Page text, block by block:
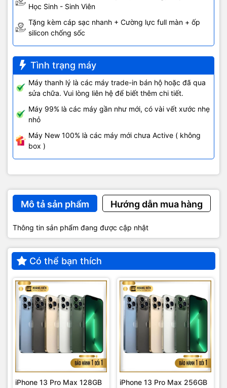
Học Sinh - Sinh Viên
Tặng kèm cáp sạc nhanh + Cường lực full màn + ốp
silicon chống sốc
Tình trạng máy
Máy thanh lý là các máy trade-in bán hộ hoặc đã qua
sửa chữa. Vui lòng liên hệ để biết thêm chi tiết.
Máy 99% là các máy gần như mới, có vài vết xước nhẹ
nhỏ
Máy New 100% là các máy mới chưa Active ( không
box )
Mô tả sản phẩm Hướng dẫn mua hàng
Thông tin sản phẩm đang được cập nhật
Có thể bạn thích
iPhone 13 Pro Max 128GB iPhone 13 Pro Max 256GB